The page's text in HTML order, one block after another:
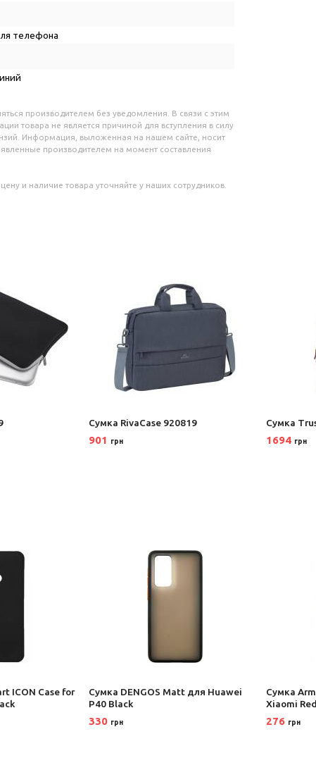
телефона
производителем без уведомления. В связи с этим
товара не является причиной для вступления в силу
Информация, выложенная на нашем сайте, носит
производителем на момент составления
и наличие товара уточняйте у наших сотрудников.
Сумка RivaCase 920819
901 грн
Сумка
1694 грн
ICON Case for
Сумка DENGOS Matt для Huawei
P40 Black
330 грн
Сумка
Xiaomi
276 грн